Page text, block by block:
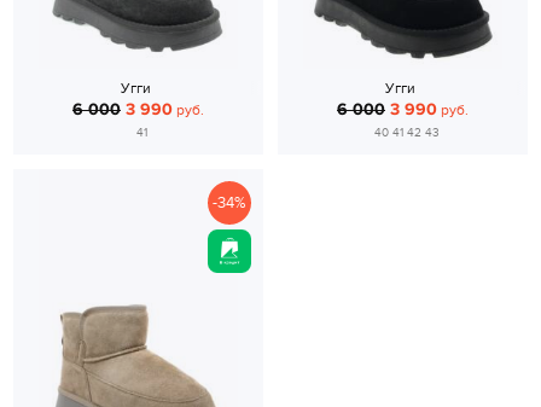
Угги
6 000 3 990 руб.
41
Угги
6 000 3 990 руб.
40 41 42 43
-34%